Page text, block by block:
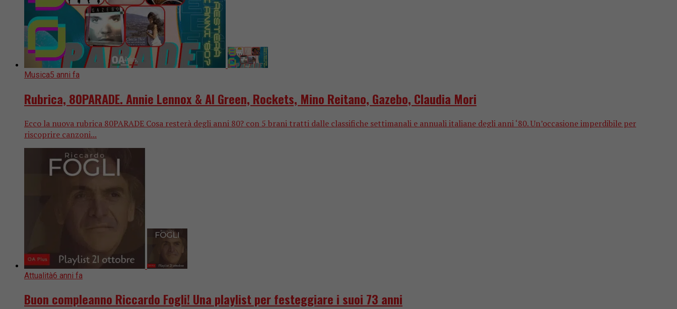
Musica5 anni fa
Rubrica, 80PARADE. Annie Lennox & Al Green, Rockets, Mino Reitano, Gazebo, Claudia Mori
Ecco la nuova rubrica 80PARADE Cosa resterà degli anni 80? con 5 brani tratti dalle classifiche settimanali e annuali italiane degli anni ‘80. Un’occasione imperdibile per
riscoprire canzoni...
Attualità6 anni fa
Buon compleanno Riccardo Fogli! Una playlist per festeggiare i suoi 73 anni